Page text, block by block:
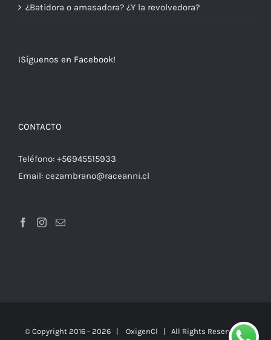
¿Batidora o amasadora? ¿Y la revolvedora?
¡Síguenos en Facebook!
CONTACTO
Teléfono: +56945515933
Email: cezambrano@raceanni.cl
© Copyright 2016 - 2026 | OxigenCl | All Rights Reserved